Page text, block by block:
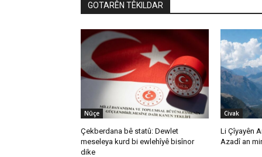
GOTARÊN TÊKILDAR
Nûçe
Çekberdana bê statû: Dewlet
meseleya kurd bi ewlehîyê bisînor
dike
Civak
Li Çîyayên
Azadî an